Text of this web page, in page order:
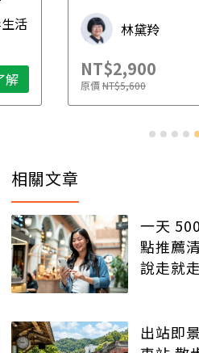
了解
財稅專家
NT$2,500
原價NT$4,888
相關文章
一天
點推薦
說走就
出站即